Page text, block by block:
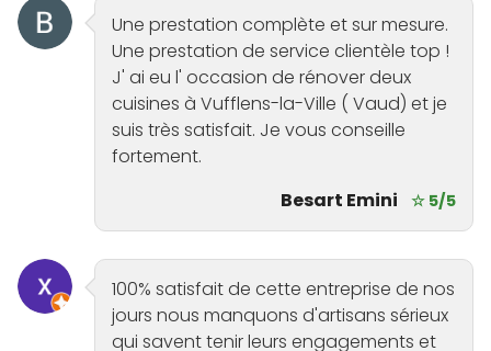
Une prestation complète et sur mesure.
Une prestation de service clientèle top !
J' ai eu l' occasion de rénover deux
cuisines à Vufflens-la-Ville ( Vaud) et je
suis très satisfait. Je vous conseille
fortement.
Besart Emini
☆ 5/5
100% satisfait de cette entreprise de nos
jours nous manquons d'artisans sérieux
qui savent tenir leurs engagements et